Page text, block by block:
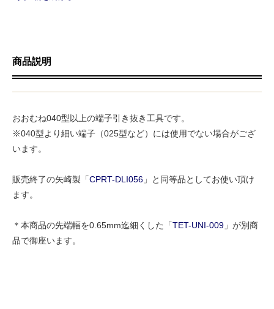
商品説明
おおむね040型以上の端子引き抜き工具です。
※040型より細い端子（025型など）には使用でない場合がござ
います。
販売終了の矢崎製「CPRT-DLI056 」と同等品としてお使い頂け
ます。
＊本商品の先端幅を0.65mm迄細くした「TET-UNI-009 」が別商
品で御座います。